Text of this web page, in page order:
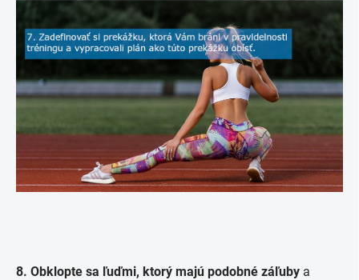
8. Obklopte sa ľuďmi, ktorý majú podobné záľuby a